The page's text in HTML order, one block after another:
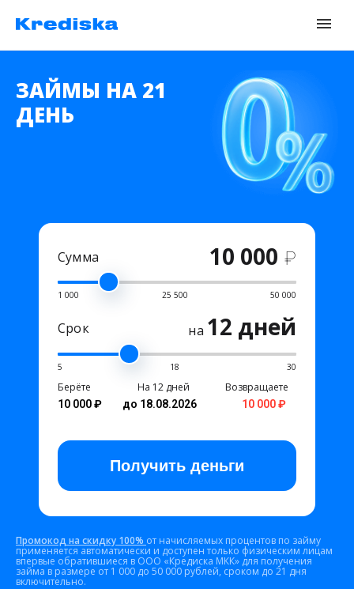
ЗАЙМЫ НА 21
ДЕНЬ
Сумма 10 000 ₽
1 000 25 500 50 000
Срок на 12 дней
5 18 30
Берёте
10 000 ₽
На 12 дней
до 18.08.2026
Возвращаете
10 000 ₽
Получить деньги
Промокод на скидку 100% от начисляемых процентов по займу
применяется автоматически и доступен только физическим лицам
впервые обратившиеся в ООО «Кредиска МКК» для получения
займа в размере от 1 000 до 50 000 рублей, сроком до 21 дня
включительно.